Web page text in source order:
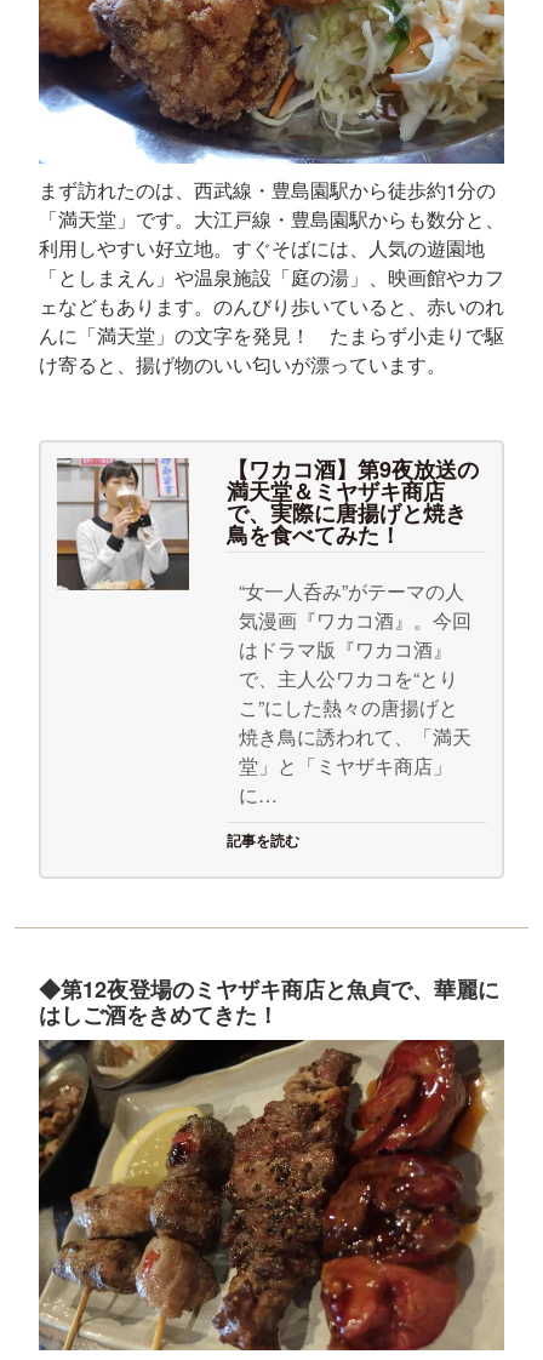
まず訪れたのは、西武線・豊島園駅から徒歩約1分の
「満天堂」です。大江戸線・豊島園駅からも数分と、
利用しやすい好立地。すぐそばには、人気の遊園地
「としまえん」や温泉施設「庭の湯」、映画館やカフ
ェなどもあります。のんびり歩いていると、赤いのれ
んに「満天堂」の文字を発見！ たまらず小走りで駆
け寄ると、揚げ物のいい匂いが漂っています。
【ワカコ酒】第9夜放送の
満天堂＆ミヤザキ商店
で、実際に唐揚げと焼き
鳥を食べてみた！
“女一人呑み”がテーマの人
気漫画『ワカコ酒』。今回
はドラマ版『ワカコ酒』
で、主人公ワカコを“とり
こ”にした熱々の唐揚げと
焼き鳥に誘われて、「満天
堂」と「ミヤザキ商店」
に…
記事を読む
◆第12夜登場のミヤザキ商店と魚貞で、華麗に
はしご酒をきめてきた！